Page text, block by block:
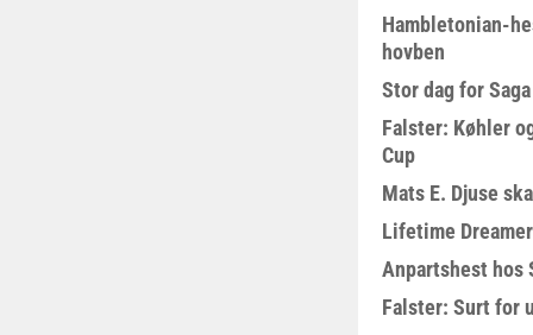
Hambletonian-
hovben
Stor dag for
Falster: Køhler
Cup
Mats E. Djuse
Lifetime
Anpartshest hos
Falster: Surt for